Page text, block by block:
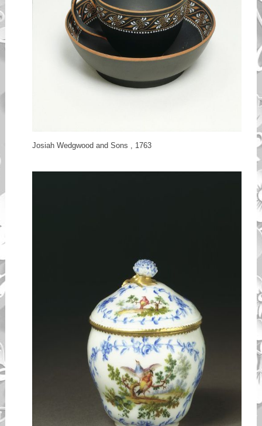
Josiah Wedgwood and Sons , 1763